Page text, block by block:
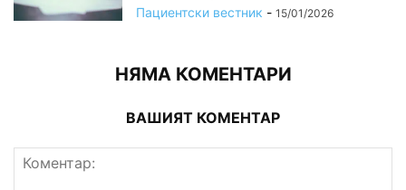
Пациентски вестник - 15/01/2026
НЯМА КОМЕНТАРИ
ВАШИЯТ КОМЕНТАР